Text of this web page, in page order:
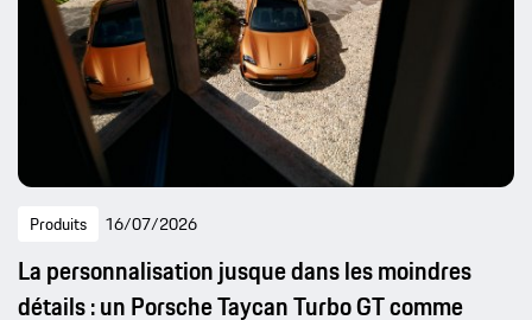
Produits 16/07/2026
La personnalisation jusque dans les moindres
détails : un Porsche Taycan Turbo GT comme